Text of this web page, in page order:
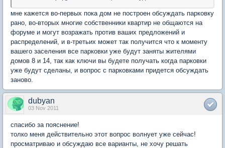
мне кажется во-первых пока дом не построен обсуждать парковку
рано, во-вторых многие собственники квартир не общаются на
форуме и могут возражать против ваших предложений и
распределений, и в-третьих может так получится что к моменту
вашего заселения все парковки уже будут заняты жителями
домов 8 и 14, так как ключи вы будете получать когда парковки
уже будут сделаны, и вопрос с парковками придется обсуждать
заново.
dubyan
03 Nov 2011
спасибо за пояснение!
толко меня действительно этот вопрос волнует уже сейчас!
просматриваю и обсуждаю все варианты, не хочу решать